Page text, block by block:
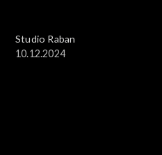
Studio Raban
10.12.2024